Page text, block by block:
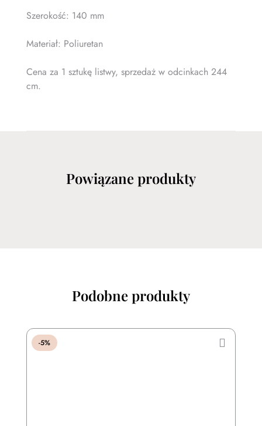
Szerokość: 140 mm
Materiał: Poliuretan
Cena za 1 sztukę listwy, sprzedaż w odcinkach 244
cm.
Powiązane produkty
Podobne produkty
-5%